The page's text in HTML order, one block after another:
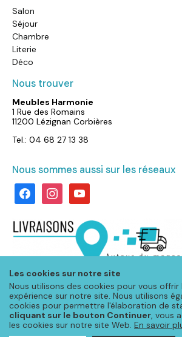
Les cookies sur notre site
Nous utilisons des cookies pour vous offrir
expérience sur notre site. Nous utilisons
cookies pour permettre l'élaboration de
cliquant sur le bouton Continuer, vous
les cookies sur notre site Web. En savoir
Salon
Séjour
Chambre
Literie
Déco
Nous trouver
Meubles Harmonie
1 Rue des Romains
11200 Lézignan Corbières
Tel.: 04 68 27 13 38
Nous sommes aussi sur les réseaux
facebookinstagramyoutube